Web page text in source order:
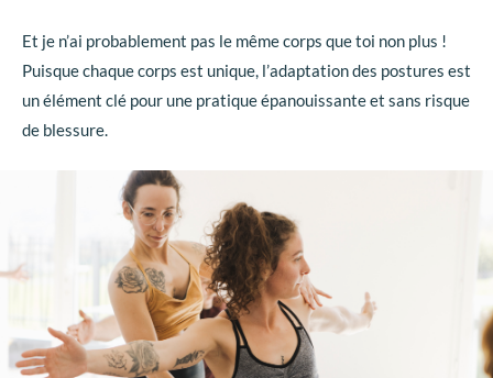
Et je n’ai probablement pas le même corps que toi non plus !
Puisque chaque corps est unique, l’adaptation des postures est
un élément clé pour une pratique épanouissante et sans risque
de blessure.